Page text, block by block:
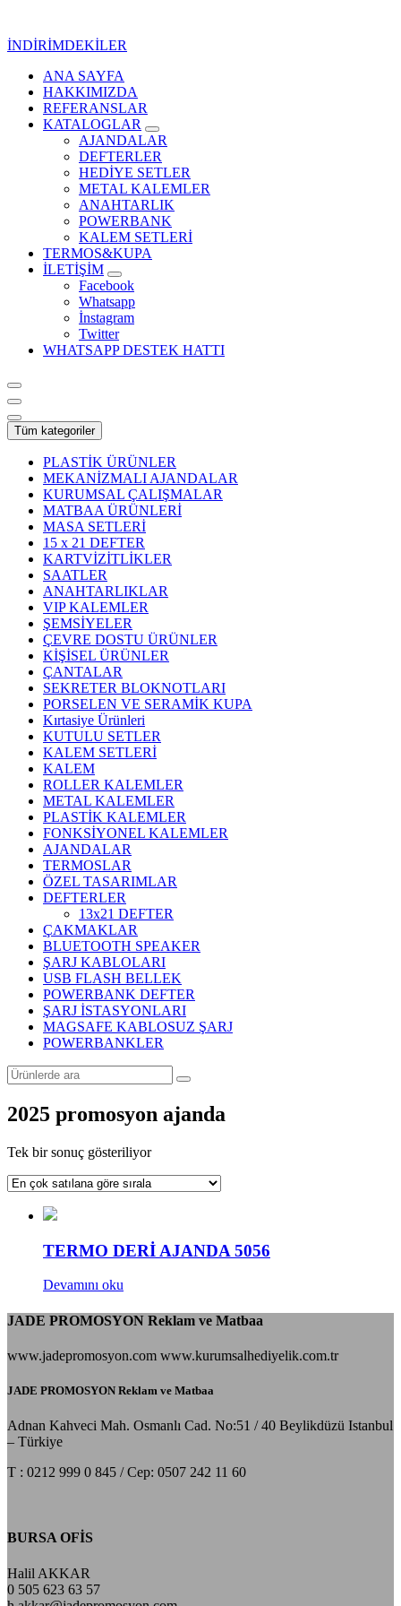
İNDİRİMDEKİLER
Kurumsal Promosyon-Hediyelik
ANA SAYFA
HAKKIMIZDA
REFERANSLAR
KATALOGLAR
AJANDALAR
DEFTERLER
HEDİYE SETLER
METAL KALEMLER
ANAHTARLIK
POWERBANK
KALEM SETLERİ
TERMOS&KUPA
İLETİŞİM
Facebook
Whatsapp
İnstagram
Twitter
WHATSAPP DESTEK HATTI
Tüm kategoriler
PLASTİK ÜRÜNLER
MEKANİZMALI AJANDALAR
KURUMSAL ÇALIŞMALAR
MATBAA ÜRÜNLERİ
MASA SETLERİ
15 x 21 DEFTER
KARTVİZİTLİKLER
SAATLER
ANAHTARLIKLAR
VIP KALEMLER
ŞEMSİYELER
ÇEVRE DOSTU ÜRÜNLER
KİŞİSEL ÜRÜNLER
ÇANTALAR
SEKRETER BLOKNOTLARI
PORSELEN VE SERAMİK KUPA
Kırtasiye Ürünleri
KUTULU SETLER
KALEM SETLERİ
KALEM
ROLLER KALEMLER
METAL KALEMLER
PLASTİK KALEMLER
FONKSİYONEL KALEMLER
AJANDALAR
TERMOSLAR
ÖZEL TASARIMLAR
DEFTERLER
13x21 DEFTER
ÇAKMAKLAR
BLUETOOTH SPEAKER
ŞARJ KABLOLARI
USB FLASH BELLEK
POWERBANK DEFTER
ŞARJ İSTASYONLARI
MAGSAFE KABLOSUZ ŞARJ
POWERBANKLER
2025 promosyon ajanda
Tek bir sonuç gösteriliyor
TERMO DERİ AJANDA 5056
Devamını oku
JADE PROMOSYON Reklam ve Matbaa
www.jadepromosyon.com www.kurumsalhediyelik.com.tr
JADE PROMOSYON Reklam ve Matbaa
Adnan Kahveci Mah. Osmanlı Cad. No:51 / 40 Beylikdüzü Istanbul
– Türkiye
T : 0212 999 0 845 / Cep: 0507 242 11 60
BURSA OFİS
Halil AKKAR
0 505 623 63 57